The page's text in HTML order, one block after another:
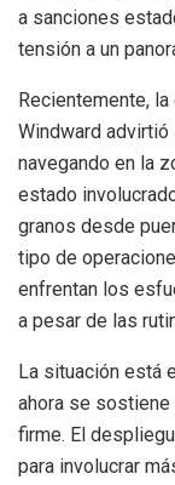
a sanciones
tensión a un
Recientemente,
Windward advirtió
navegando en la
estado
granos desde
tipo de
enfrentan los
a pesar de las
La situación está
ahora se sostiene
firme. El
para involucrar